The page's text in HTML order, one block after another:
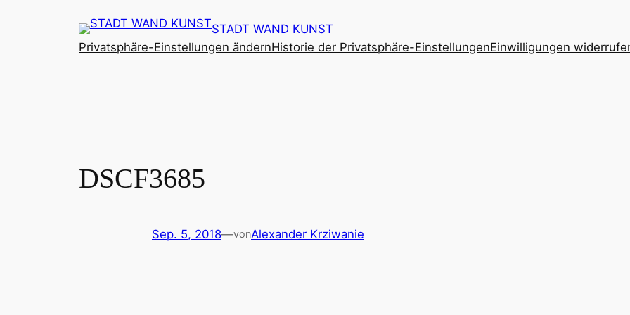
STADT WAND KUNST
Privatsphäre-Einstellungen ändernHistorie der Privatsphäre-EinstellungenEinwilligungen
DSCF3685
Sep. 5, 2018—vonAlexander Krziwanie